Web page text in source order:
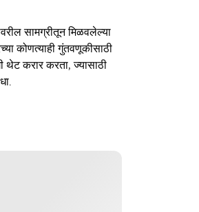
सामग्रीतून मिळवलेल्या
कोणत्याही गुंतवणूकीसाठी
थेट करार करता, ज्यासाठी